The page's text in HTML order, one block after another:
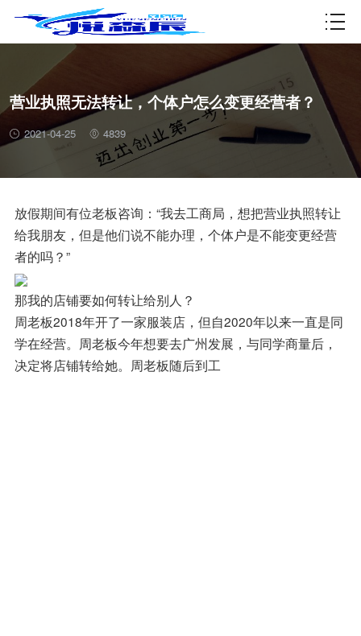
资质许可
营业执照无法转让，个体户怎么变更经营者？
2021-04-25 4839
放假期间有位老板咨询：“我去工商局，想把营业执照转让
给我朋友，但是他们说不能办理，个体户是不能变更经营
者的吗？”
那我的店铺要如何转让给别人？
周老板2018年开了一家服装店，但自2020年以来一直是同
学在经营。周老板今年想要去广州发展，与同学商量后，
决定将店铺转给她。周老板随后到工